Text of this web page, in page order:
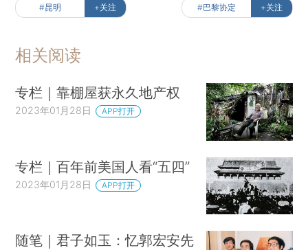
#昆明 +关注 #巴黎协定 +关注
相关阅读
专栏｜靠棚屋获永久地产权
2023年01月28日 APP打开
专栏｜百年前美国人看“五四”
2023年01月28日 APP打开
随笔｜君子如玉：忆郭宏安先